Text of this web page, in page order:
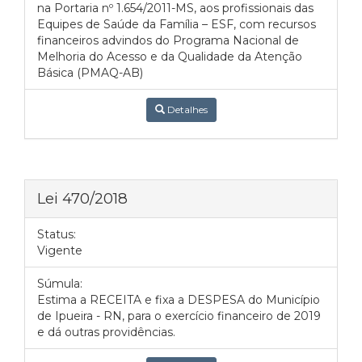
na Portaria nº 1.654/2011-MS, aos profissionais das
Equipes de Saúde da Família – ESF, com recursos
financeiros advindos do Programa Nacional de
Melhoria do Acesso e da Qualidade da Atenção
Básica (PMAQ-AB)
Detalhes
Lei 470/2018
Status:
Vigente
Súmula:
Estima a RECEITA e fixa a DESPESA do Município
de Ipueira - RN, para o exercício financeiro de 2019
e dá outras providências.